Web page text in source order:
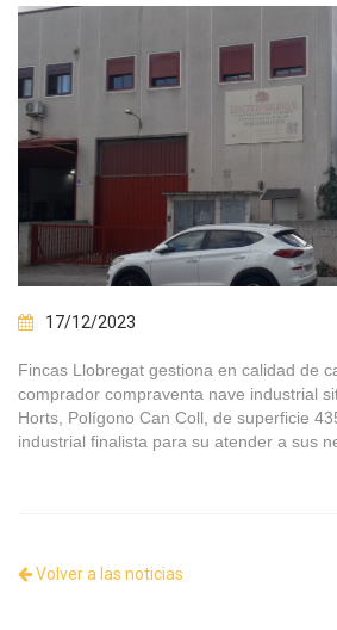
17/12/2023
Fincas Llobregat gestiona en calidad de
comprador compraventa nave industrial
Horts, Polígono Can Coll, de superficie
industrial finalista para su atender a sus
Volver a las noticias